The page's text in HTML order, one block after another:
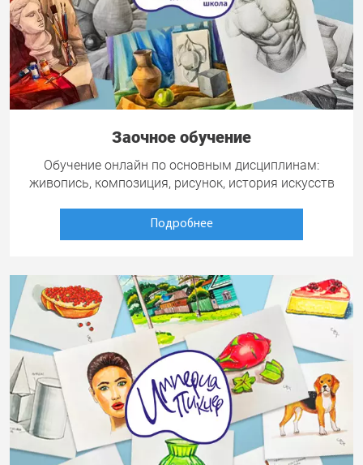
Заочное обучение
Обучение онлайн по основным дисциплинам:
живопись, композиция, рисунок, история искусств
Подробнее